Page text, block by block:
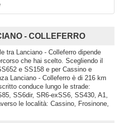
- COLLEFERRO
tra Lanciano - Colleferro dipende
che hai scelto. Scegliendo il
e SS158 e per Cassino e
Lanciano - Colleferro è di 216 km
conduce lungo le strade:
SS6dir, SR6-exSS6, SS430, A1,
le località: Cassino, Frosinone,